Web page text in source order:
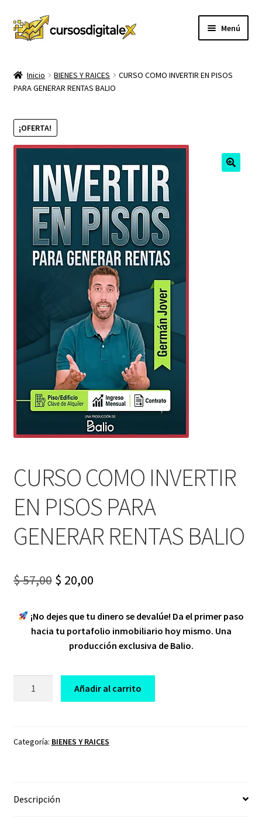
Ir
a
Ir
al
Menú
TIENDA
CURSOS
hijo
MEMBRESIA
MI CUENTA
CARRITO
CONTACTO
Inicio BIENES Y RAICES
CURSO COMO INVERTIR EN PISOS
PARA GENERAR RENTAS BALIO
¡OFERTA!
CURSO COMO INVERTIR
EN PISOS PARA
GENERAR RENTAS BALIO
$57,00 Original
was:
$ 57,00.
$ 20,00Current
is:
$ 20,00.
¡No dejes que tu dinero se devalúe! Da el primer paso
hacia tu portafolio inmobiliario hoy mismo. Una
producción exclusiva de Balio.
PISOS
BALIO
Añadir al carrito
Categoría: BIENES Y RAICES
Descripción